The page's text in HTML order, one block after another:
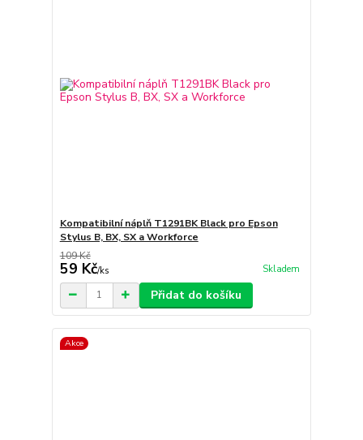
Kompatibilní náplň T1291BK Black pro Epson
Stylus B, BX, SX a Workforce
109 Kč
59 Kč/ks Skladem
Přidat do košíku
Akce